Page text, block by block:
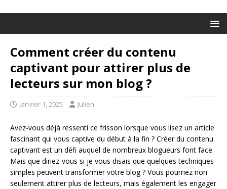
Comment créer du contenu
captivant pour attirer plus de
lecteurs sur mon blog ?
janvier 1, 2025 Julien
Avez-vous déjà ressenti ce frisson lorsque vous lisez un article
fascinant qui vous captive du début à la fin ? Créer du contenu
captivant est un défi auquel de nombreux blogueurs font face.
Mais que diriez-vous si je vous disais que quelques techniques
simples peuvent transformer votre blog ? Vous pourriez non
seulement attirer plus de lecteurs, mais également les engager